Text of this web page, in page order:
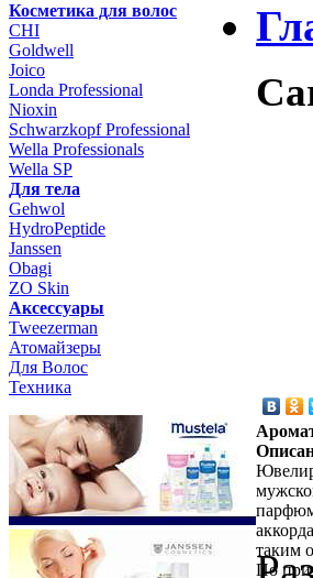
Косметика для волос
CHI
Goldwell
Joico
Londa Professional
Nioxin
Schwarzkopf Professional
Wella Professionals
Wella SP
Для тела
Gehwol
HydroPeptide
Janssen
Obagi
ZO Skin
Aксессуары
Tweezerman
Атомайзеры
Для Волос
Техника
таким
По